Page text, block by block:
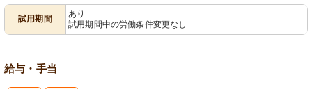
試用期間
あり
試用期間中の労働条件変更なし
給与・手当